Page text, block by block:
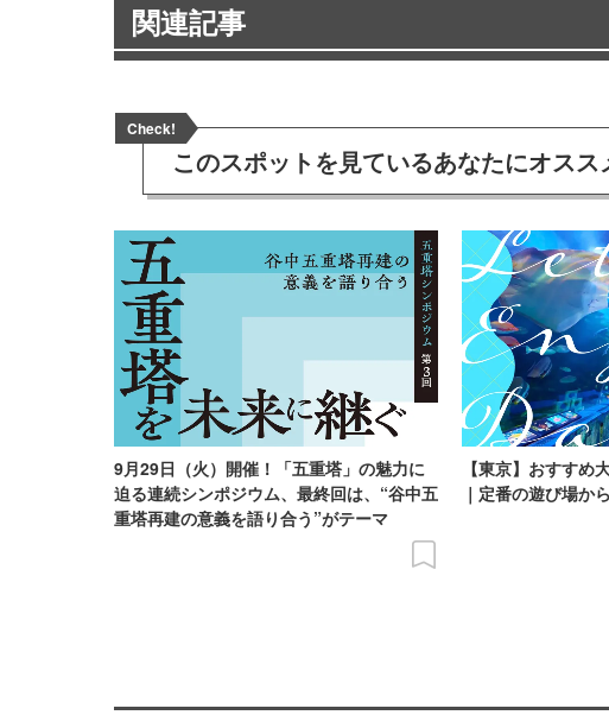
関連記事
Check!
このスポットを見ているあなたにオスス
9月29日（火）開催！「五重塔」の魅力に
迫る連続シンポジウム、最終回は、“谷中五
重塔再建の意義を語り合う”がテーマ
【東京】おすすめ
｜定番の遊び場か